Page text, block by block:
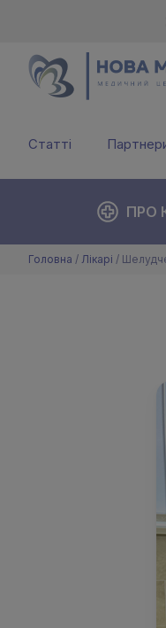
Статті
ПРО
Головна / Лікарі /